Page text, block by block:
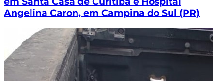
Angelina Caron, em Campina do Sul (PR)